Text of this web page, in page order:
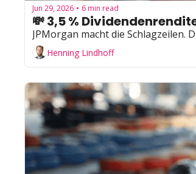
Jun 29, 2026 • 6 min read
💸 3,5 %
JPMorgan macht die Schlagzeilen.
Henning Lindhoff